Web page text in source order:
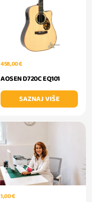
458,00 €
AOSEN D720C EQ101
SAZNAJ VIŠE
1,00 €